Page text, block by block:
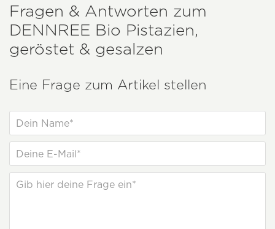
Fragen & Antworten zum
DENNREE Bio Pistazien,
geröstet & gesalzen
Eine Frage zum Artikel stellen